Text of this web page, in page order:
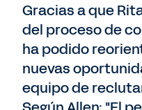
Gracias a que
del proceso de
ha podido
nuevas
equipo de